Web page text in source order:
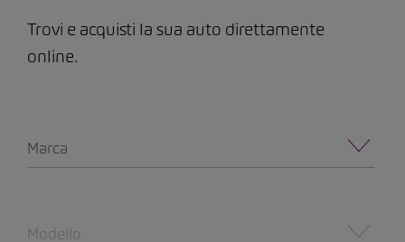
Trovi e acquisti la sua auto direttamente
online.
Marca
Modello